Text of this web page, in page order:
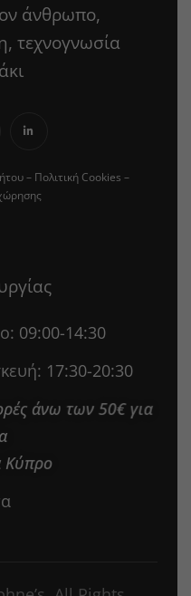
άνθρωπο,
τεχνογνωσία
– Πολιτική Cookies –
09:00-14:30
17:30-20:30
άνω των 50€ για
Κύπρο